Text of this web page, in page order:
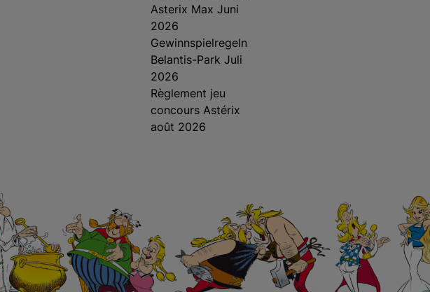
Asterix Max Juni
2026
Gewinnspielregeln
Belantis-Park Juli
2026
Règlement jeu
concours Astérix
août 2026